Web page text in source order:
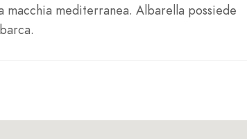
mediterranea. Albarella possiede